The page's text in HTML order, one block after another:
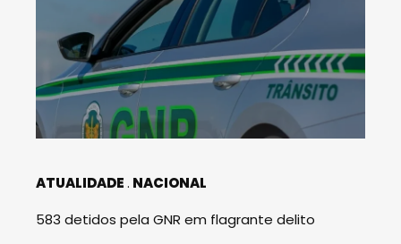
ATUALIDADE NACIONAL
583 detidos pela GNR em flagrante delito